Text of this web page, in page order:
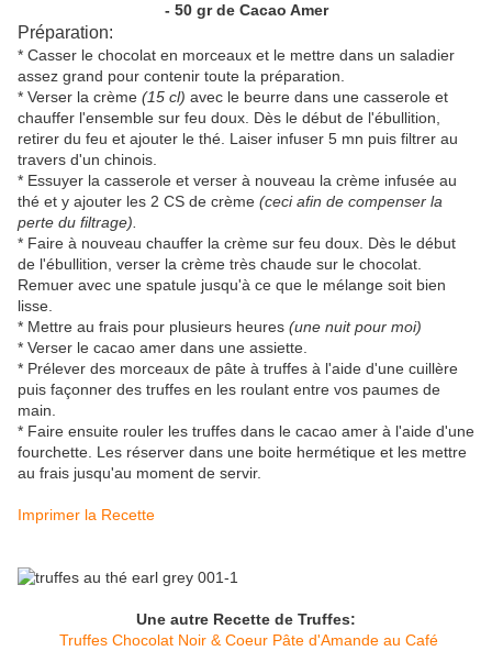
- 50 gr de Cacao Amer
Préparation:
* Casser le chocolat en morceaux et le mettre dans un saladier
assez grand pour contenir toute la préparation.
* Verser la crème (15 cl) avec le beurre dans une casserole et
chauffer l'ensemble sur feu doux. Dès le début de l'ébullition,
retirer du feu et ajouter le thé. Laiser infuser 5 mn puis filtrer au
travers d'un chinois.
* Essuyer la casserole et verser à nouveau la crème infusée au
thé et y ajouter les 2 CS de crème (ceci afin de compenser la
perte du filtrage).
* Faire à nouveau chauffer la crème sur feu doux. Dès le début
de l'ébullition, verser la crème très chaude sur le chocolat.
Remuer avec une spatule jusqu'à ce que le mélange soit bien
lisse.
* Mettre au frais pour plusieurs heures (une nuit pour moi)
* Verser le cacao amer dans une assiette.
* Prélever des morceaux de pâte à truffes à l'aide d'une cuillère
puis façonner des truffes en les roulant entre vos paumes de
main.
* Faire ensuite rouler les truffes dans le cacao amer à l'aide d'une
fourchette. Les réserver dans une boite hermétique et les mettre
au frais jusqu'au moment de servir.
Imprimer la Recette
Une autre Recette de Truffes:
Truffes Chocolat Noir & Coeur Pâte d'Amande au Café